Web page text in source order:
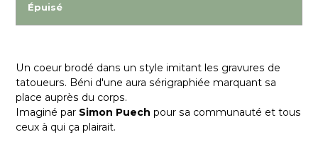
Épuisé
Un coeur brodé dans un style imitant les gravures de
tatoueurs. Béni d'une aura sérigraphiée marquant sa
place auprès du corps.
Imaginé par Simon Puech pour sa communauté et tous
ceux à qui ça plairait.